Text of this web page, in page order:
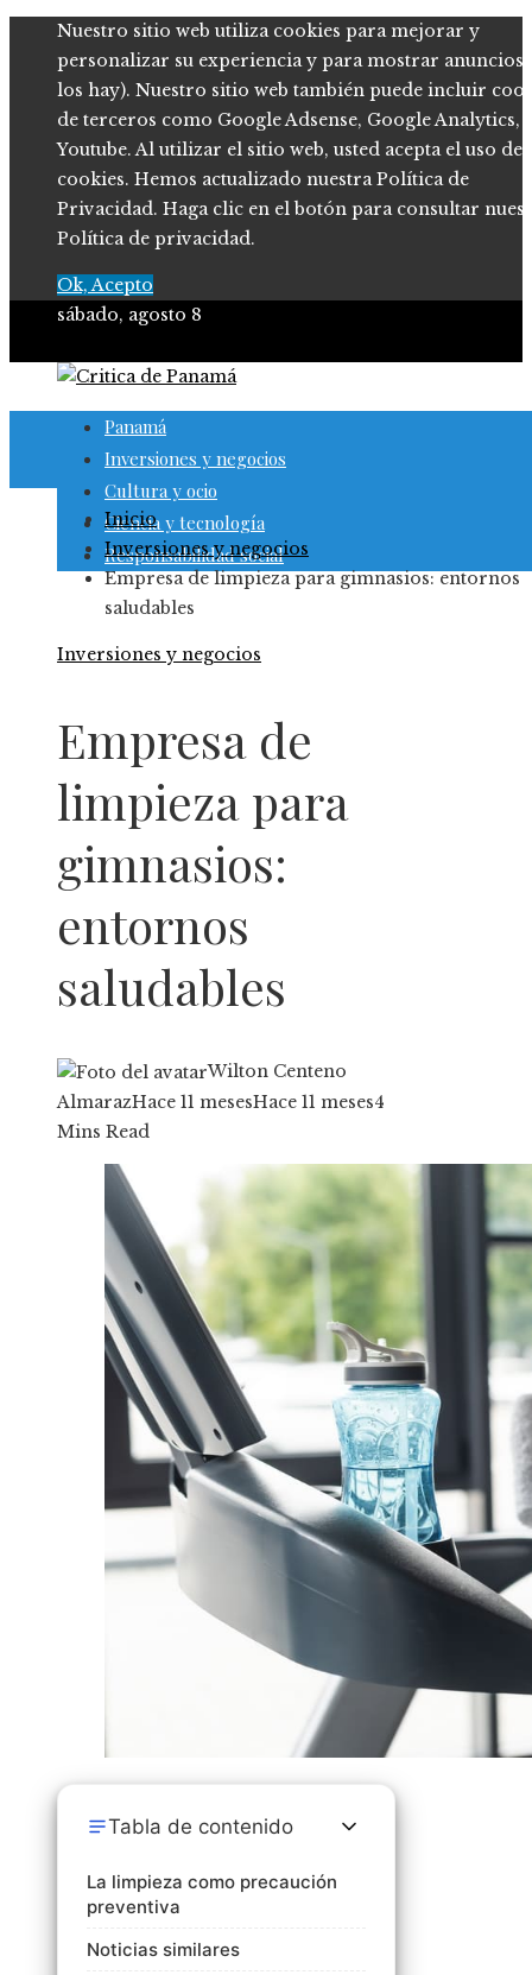
Nuestro sitio web utiliza cookies para mejorar y
personalizar su experiencia y para mostrar anuncios
los hay). Nuestro sitio web también puede incluir
de terceros como Google Adsense, Google Analytics,
Youtube. Al utilizar el sitio web, usted acepta el uso de
cookies. Hemos actualizado nuestra Política de
Privacidad. Haga clic en el botón para consultar
Política de privacidad.
Ok, Acepto
sábado, agosto 8
Panamá
Inversiones y negocios
Cultura y ocio
Ciencia y tecnología
Responsabilidad social
Inicio
Inversiones y negocios
Empresa de limpieza para gimnasios: entornos
saludables
Inversiones y negocios
Empresa de
limpieza para
gimnasios:
entornos
saludables
Wilton Centeno
AlmarazHace 11 mesesHace 11 meses4
Mins Read
Tabla de contenido
La limpieza como precaución
preventiva
Noticias similares